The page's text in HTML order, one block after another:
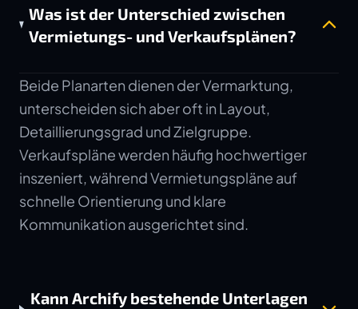
Was ist der Unterschied zwischen
Vermietungs- und Verkaufsplänen?
Beide Planarten dienen der Vermarktung,
unterscheiden sich aber oft in Layout,
Detaillierungsgrad und Zielgruppe.
Verkaufspläne werden häufig hochwertiger
inszeniert, während Vermietungspläne auf
schnelle Orientierung und klare
Kommunikation ausgerichtet sind.
Kann Archify bestehende Unterlagen